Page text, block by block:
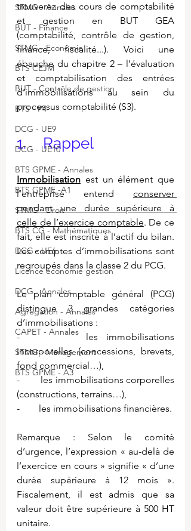
STMG - Annales
BUT - Finance
STMG - Economie
BTS CEJM
BUT - Contrôle de gestion
BTS - P4
DCG - UE9
DCG - UE10
BTS GPME - Annales
BTS GPME -A1
STMG - Droit
BTS CG - Mathématiques
DCG - UE6
Licence économie gestion
DCG - Annales
Agrégation - Annales
CAPET - Annales
STMG - Management
BTS GPME - A3
trouverez des cours de comptabilité
et gestion en BUT GEA
(comptabilité, contrôle de gestion,
finance, fiscalité...). Voici une
ébauche du chapitre 2 – l’évaluation
et comptabilisation des entrées
d’immobilisations au sein du
processus comptabilité (S3).
1.    Rappel
Immobilisation est un élément que
l’entreprise entend conserver
pendant une durée supérieure à
celle de l’exercice comptable. De ce
fait, elle est inscrite à l’actif du bilan.
Les comptes d’immobilisations sont
regroupés dans la classe 2 du PCG.
Le plan comptable général (PCG)
distingue 3 grandes catégories
d’immobilisations :
-        les immobilisations
incorporelles (concessions, brevets,
fond commercial…),
-        les immobilisations corporelles
(constructions, terrains…),
-        les immobilisations financières.
Remarque : Selon le comité
d’urgence, l’expression « au-delà de
l’exercice en cours » signifie « d’une
durée supérieure à 12 mois ».
Fiscalement, il est admis que sa
valeur doit être supérieure à 500 HT
unitaire.